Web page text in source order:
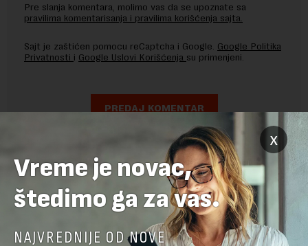
Pre slanja komentara, molimo vas da se upoznate sa
pravilima komentarisanja i pravilima korišćenja sajta.
Sajt je zaštićen pomocu reCaptcha i Google. Google Politika
Privatnosti i Google Uslovi Korišćenja su primenjeni.
x
Vreme je novac,
štedimo ga za vas.
NAJVREDNIJE OD NOVE